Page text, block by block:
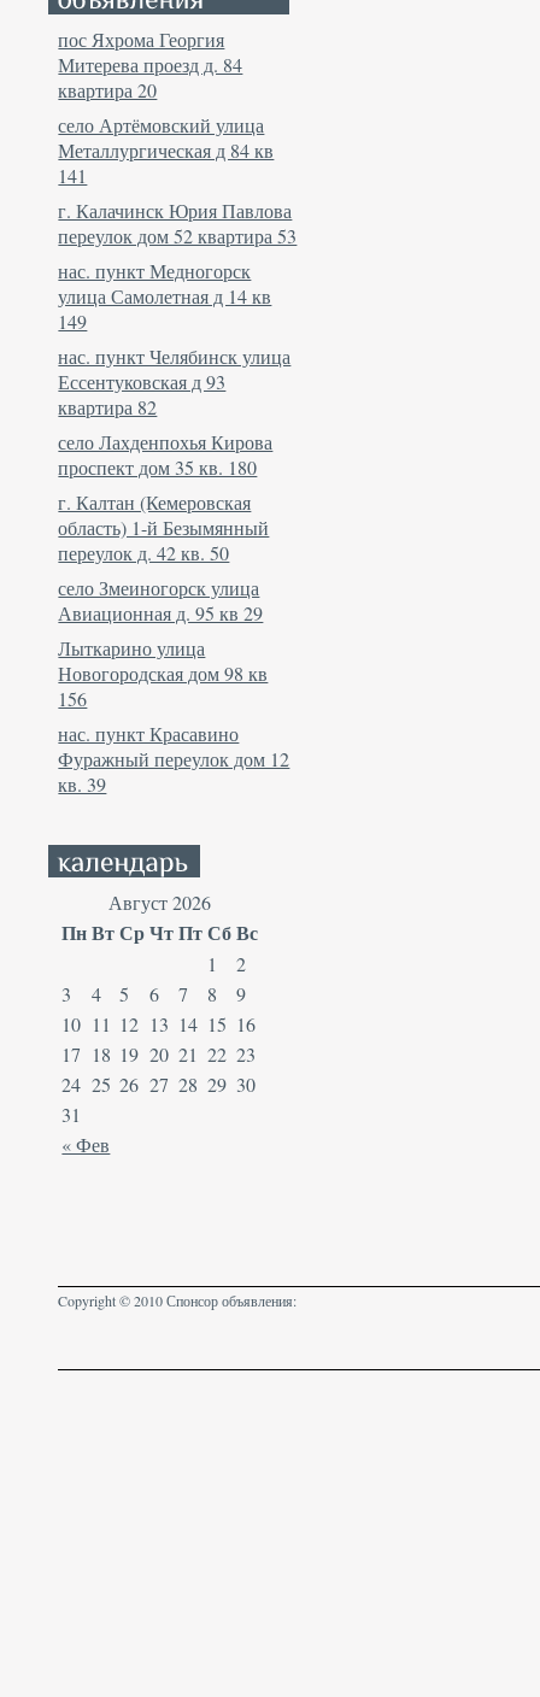
пос Яхрома Георгия
Митерева проезд д. 84
квартира 20
село Артёмовский улица
Металлургическая д 84 кв
141
г. Калачинск Юрия Павлова
переулок дом 52 квартира 53
нас. пункт Медногорск
улица Самолетная д 14 кв
149
нас. пункт Челябинск улица
Ессентуковская д 93
квартира 82
село Лахденпохья Кирова
проспект дом 35 кв. 180
г. Калтан (Кемеровская
область) 1-й Безымянный
переулок д. 42 кв. 50
село Змеиногорск улица
Авиационная д. 95 кв 29
Лыткарино улица
Новогородская дом 98 кв
156
нас. пункт Красавино
Фуражный переулок дом 12
кв. 39
Август 2026
ПнВтСрЧтПтСбВс
« Фев
1
2
3
4 5 6 7 8
9
10 11 12 13 14 15 16
17 18 19 20 21 22 23
24 25 26 27 28 29 30
31
Copyright © 2010 Спонсор объявления: